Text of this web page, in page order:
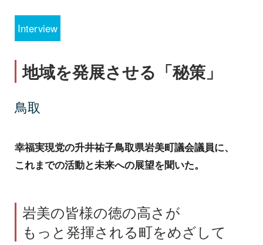
Interview
地域を発展させる「秘策」
鳥取
幸福実現党の升井祐子鳥取県岩美町議会議員に、
これまでの活動と未来への展望を聞いた。
岩美の皆様の徳の高さが
もっと発揮される町をめざして